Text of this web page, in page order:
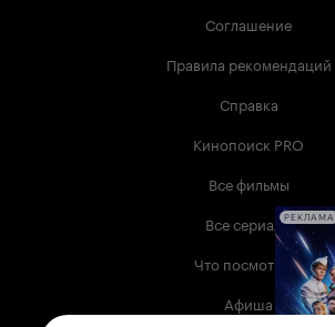
Соглашение
Правила рекомендаций
Справка
Кинопоиск PRO
Все фильмы
Все сериалы
Что посмотреть
Афиша
РЕКЛАМА